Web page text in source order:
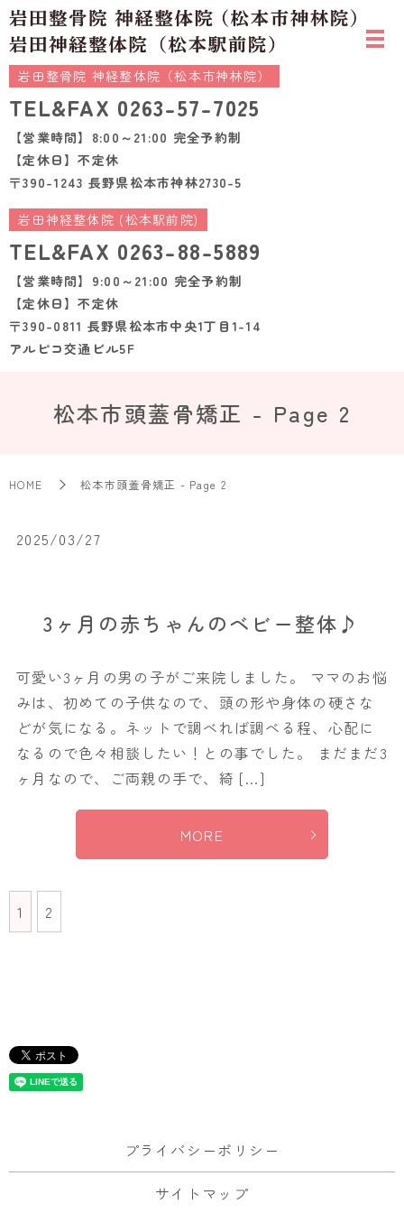
岩田整骨院 神経整体院（松本市神林院）
TEL&FAX 0263-57-7025
【営業時間】8:00～21:00 完全予約制
【定休日】不定休
〒390-1243 長野県松本市神林2730-5
岩田神経整体院 (松本駅前院)
TEL&FAX 0263-88-5889
【営業時間】9:00～21:00 完全予約制
【定休日】不定休
〒390-0811 長野県松本市中央1丁目1-14
アルピコ交通ビル5F
松本市頭蓋骨矯正 - Page 2
HOME 松本市頭蓋骨矯正 - Page 2
2025/03/27
3ヶ月の赤ちゃんのベビー整体♪
可愛い3ヶ月の男の子がご来院しました。 ママのお悩
みは、初めての子供なので、頭の形や身体の硬さな
どが気になる。ネットで調べれば調べる程、心配に
なるので色々相談したい！との事でした。 まだまだ3
ヶ月なので、ご両親の手で、綺 […]
MORE
1 2
プライバシーポリシー
サイトマップ